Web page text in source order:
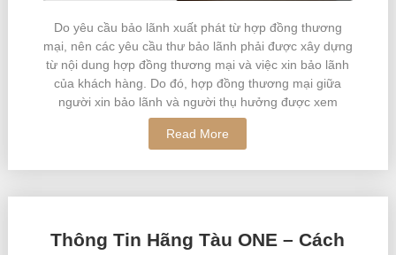
Do yêu cầu bảo lãnh xuất phát từ hợp đồng thương
mại, nên các yêu cầu thư bảo lãnh phải được xây dựng
từ nội dung hợp đồng thương mại và việc xin bảo lãnh
của khách hàng. Do đó, hợp đồng thương mại giữa
người xin bảo lãnh và người thụ hưởng được xem
Read More
Thông Tin Hãng Tàu ONE – Cách